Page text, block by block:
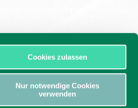
Cookies zulassen
Nur notwendige Cookies
verwenden